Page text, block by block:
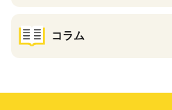
コラム